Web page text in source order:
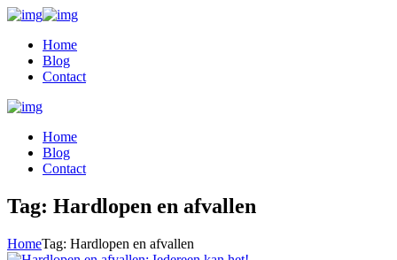
Home
Blog
Contact
Home
Blog
Contact
Tag: Hardlopen en afvallen
HomeTag: Hardlopen en afvallen